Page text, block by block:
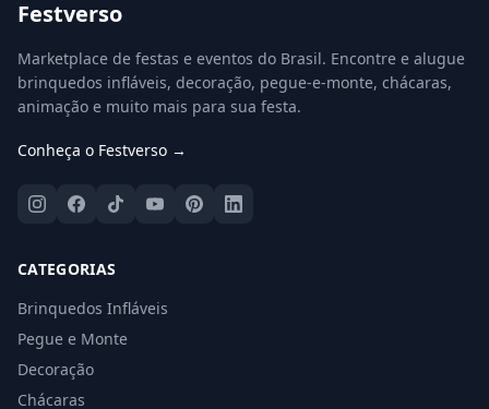
Festverso
Marketplace de festas e eventos do Brasil. Encontre e alugue
brinquedos infláveis, decoração, pegue-e-monte, chácaras,
animação e muito mais para sua festa.
Conheça o Festverso →
CATEGORIAS
Brinquedos Infláveis
Pegue e Monte
Decoração
Chácaras